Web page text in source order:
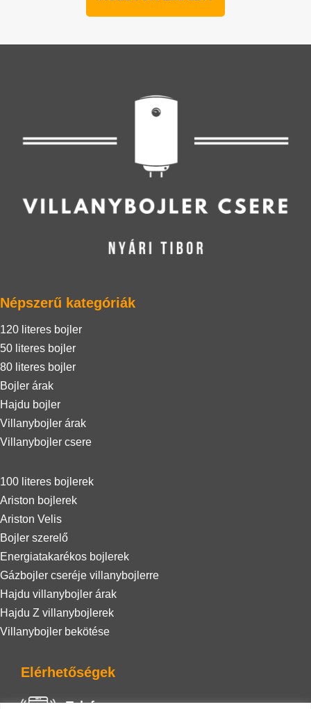
Népszerű kategóriák
120 literes bojler
50 literes bojler
80 literes bojler
Bojler árak
Hajdu bojler
Villanybojler árak
Villanybojler csere
100 literes bojlerek
Ariston bojlerek
Ariston Velis
Bojler szerelő
Energiatakarékos bojlerek
Gázbojler cseréje villanybojlerre
Hajdu villanybojler árak
Hajdu Z villanybojlerek
Villanybojler bekötése
Elérhetőségek
Telefon